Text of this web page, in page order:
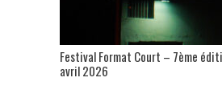
Festival Format Court – 7ème
avril 2026